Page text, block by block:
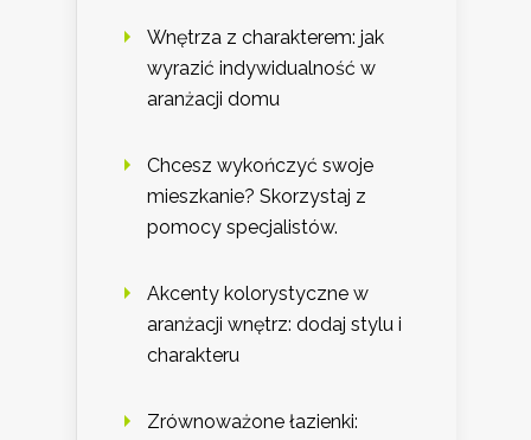
Wnętrza z charakterem: jak
wyrazić indywidualność w
aranżacji domu
Chcesz wykończyć swoje
mieszkanie? Skorzystaj z
pomocy specjalistów.
Akcenty kolorystyczne w
aranżacji wnętrz: dodaj stylu i
charakteru
Zrównoważone łazienki: